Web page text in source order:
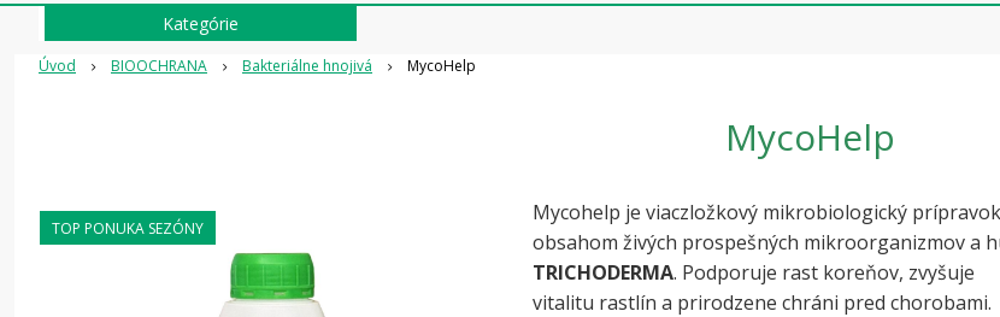
Úvod BIOOCHRANA Bakteriálne hnojivá MycoHelp
MycoHelp
TOP PONUKA SEZÓNY
Mycohelp je viaczložkový mikrobiologický
obsahom živých prospešných mikroorganizmov a
TRICHODERMA. Podporuje rast koreňov, zvyšuje
vitalitu rastlín a prirodzene chráni pred chorobami.
Kategórie